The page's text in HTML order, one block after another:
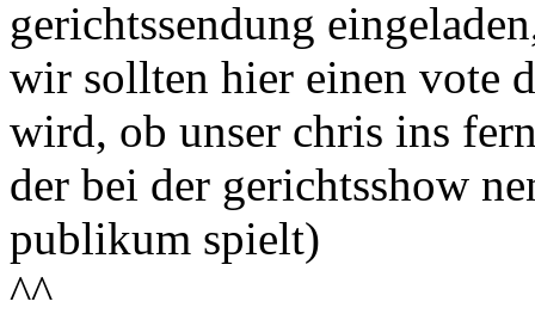
gerichtssendung
wir sollten hier einen vote
wird, ob unser chris ins
der bei der gerichtsshow
publikum spielt)
^^